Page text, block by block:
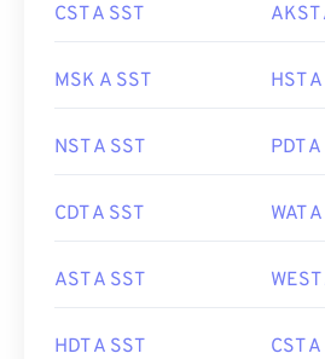
CST A SST AKST
MSK A SST HST
NST A SST PDT
CDT A SST WAT
AST A SST
HDT A SST CST